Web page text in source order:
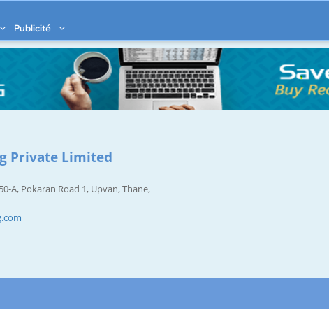
Publicité
Private Limited
A, Pokaran Road 1, Upvan, Thane,